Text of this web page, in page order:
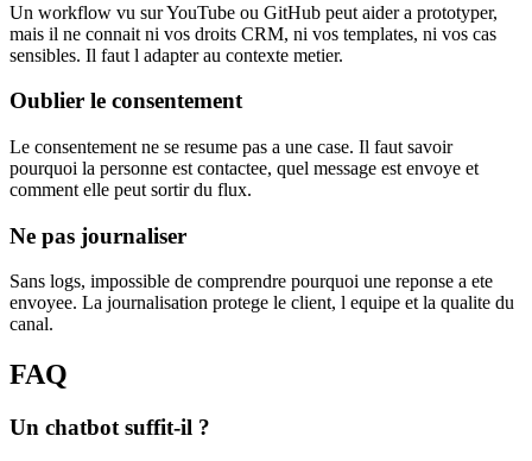
Un workflow vu sur YouTube ou GitHub peut aider a prototyper,
mais il ne connait ni vos droits CRM, ni vos templates, ni vos cas
sensibles. Il faut l adapter au contexte metier.
Oublier le consentement
Le consentement ne se resume pas a une case. Il faut savoir
pourquoi la personne est contactee, quel message est envoye et
comment elle peut sortir du flux.
Ne pas journaliser
Sans logs, impossible de comprendre pourquoi une reponse a ete
envoyee. La journalisation protege le client, l equipe et la qualite du
canal.
FAQ
Un chatbot suffit-il ?